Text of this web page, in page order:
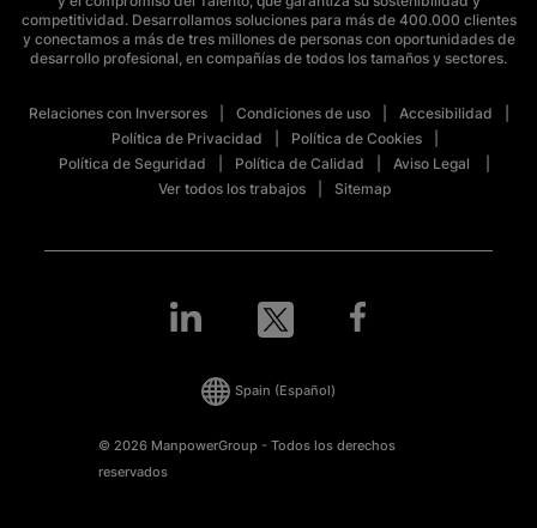
competitividad. Desarrollamos soluciones para más de 400.000 clientes
y conectamos a más de tres millones de personas con oportunidades de
desarrollo profesional, en compañías de todos los tamaños y sectores.
Relaciones con Inversores Condiciones de uso
Accesibilidad
Política de Privacidad
Política de Cookies
Política de Seguridad
Política de Calidad
Aviso Legal
Ver todos los trabajos
Sitemap
© 2026 ManpowerGroup - Todos los derechos
reservados
Spain (Español)